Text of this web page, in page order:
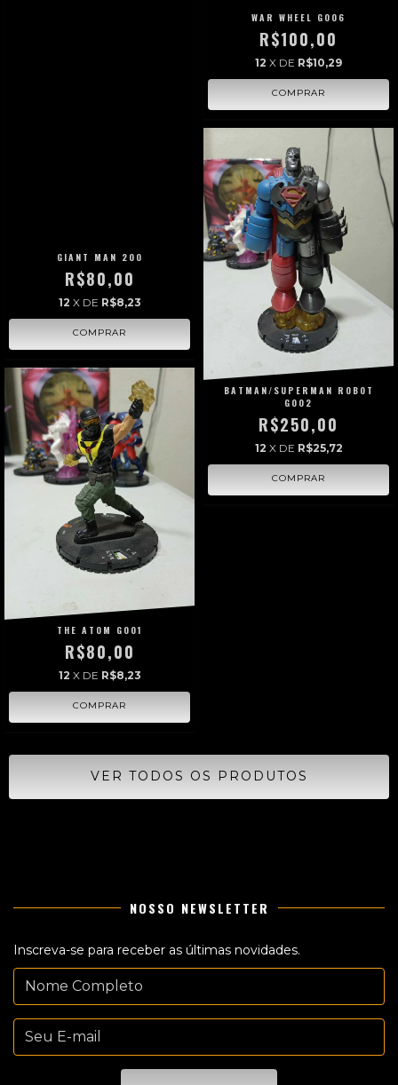
GIANT MAN 200
R$80,00
12 X DE R$8,23
WAR WHEEL G006
R$100,00
12 X DE R$10,29
THE ATOM G001
R$80,00
12 X DE R$8,23
BATMAN/SUPERMAN ROBOT
G002
R$250,00
12 X DE R$25,72
VER TODOS OS PRODUTOS
NOSSO NEWSLETTER
Inscreva-se para receber as últimas novidades.